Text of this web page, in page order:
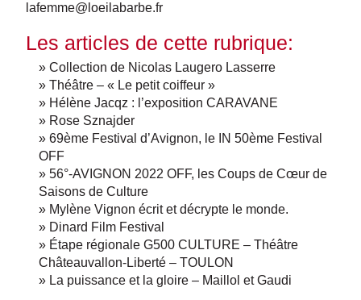
lafemme@loeilabarbe.fr
Les articles de cette rubrique:
» Collection de Nicolas Laugero Lasserre
» Théâtre – « Le petit coiffeur »
» Hélène Jacqz : l’exposition CARAVANE
» Rose Sznajder
» 69ème Festival d’Avignon, le IN 50ème Festival
OFF
» 56°-AVIGNON 2022 OFF, les Coups de Cœur de
Saisons de Culture
» Mylène Vignon écrit et décrypte le monde.
» Dinard Film Festival
» Étape régionale G500 CULTURE – Théâtre
Châteauvallon-Liberté – TOULON
» La puissance et la gloire – Maillol et Gaudi